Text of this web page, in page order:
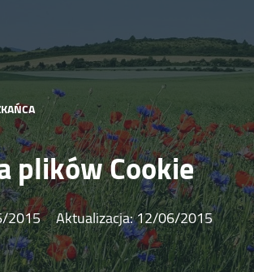
plików Cookie
2015 Aktualizacja:12/06/2015